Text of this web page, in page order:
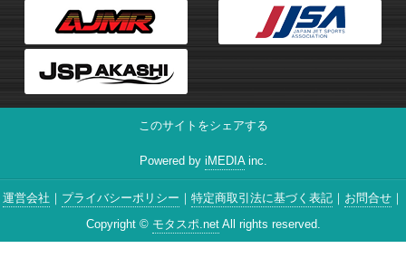
このサイトをシェアする
Powered by iMEDIAinc.
運営会社 プライバシーポリシー 特定商取引法に基づく表記
お問合せ
Copyright © モタスポ.netAll rights reserved.